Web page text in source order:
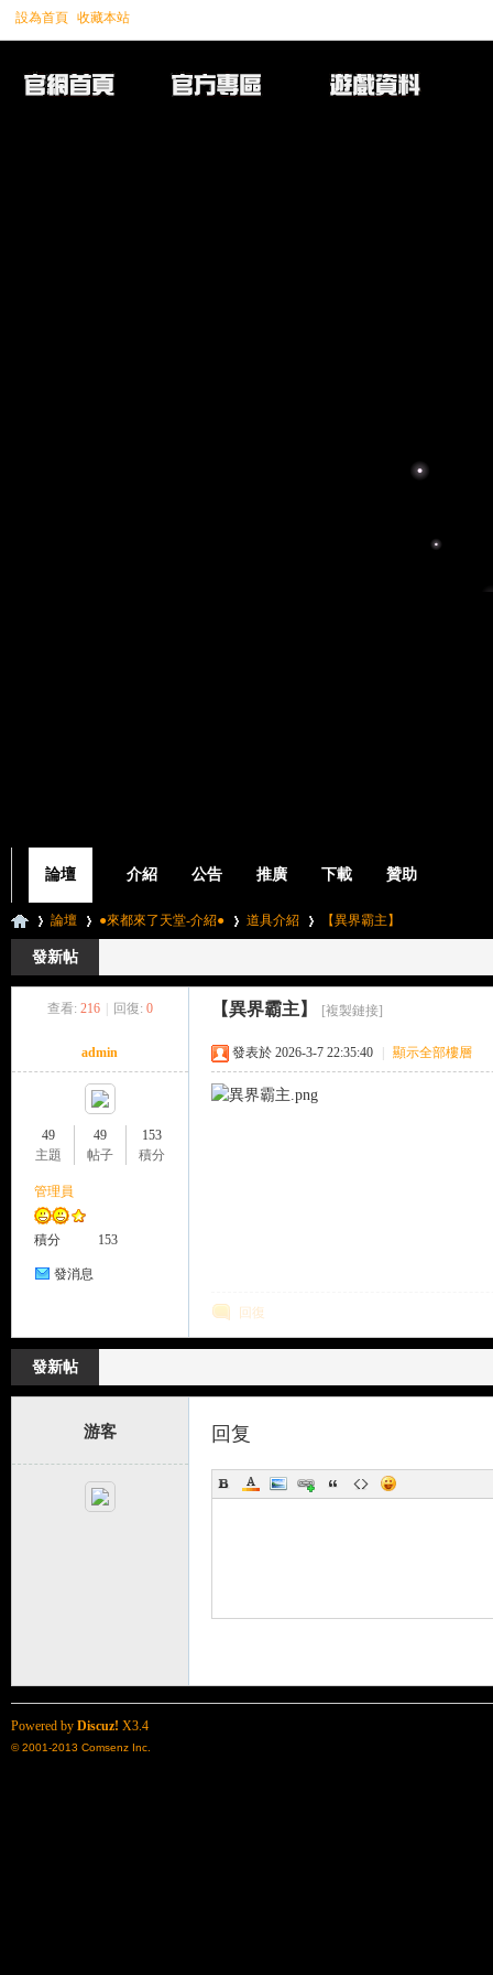
設為首頁 收藏本站
論壇 介紹 公告 推廣 下載 贊助
論壇
›
●來都來了天堂-介紹●
›
道具介紹
›
【異界霸主】
發新帖
查看: 216 回復: 0 【異界霸主】 [複製鏈接]
admin
49
主題
49
帖子
153
積分
管理員
積分 153
發消息
發表於 2026-3-7 22:35:40 顯示全部樓層
回復
發新帖
游客 回复
Powered by Discuz! X3.4
© 2001-2013 Comsenz Inc.